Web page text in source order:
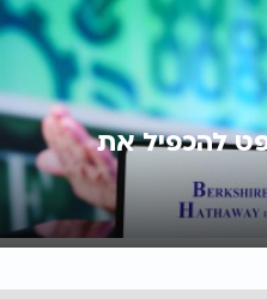
להכפיל את